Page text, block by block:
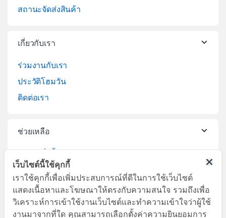
สถานะจัดส่งสินค้า
เกี่ยวกับเรา
ร่วมงานกับเรา
ประวัติโฮมวัน
ติดต่อเรา
ช่วยเหลือ
บริการจัดส่งสินค้า
เปลี่ยนคืนสินค้า
เว็บไซต์นี้ใช้คุกกี้
เราใช้คุกกี้เพื่อเพิ่มประสบการณ์ที่ดีในการใช้เว็บไซต์
แสดงเนื้อหาและโฆษณาให้ตรงกับความสนใจ รวมถึงเพื่อ
วิเคราะห์การเข้าใช้งานเว็บไซต์และทำความเข้าใจว่าผู้ใช้
งานมาจากที่ใด คุณสามารถเลือกตั้งค่าความยินยอมการ